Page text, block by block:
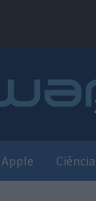
Apple Ciência